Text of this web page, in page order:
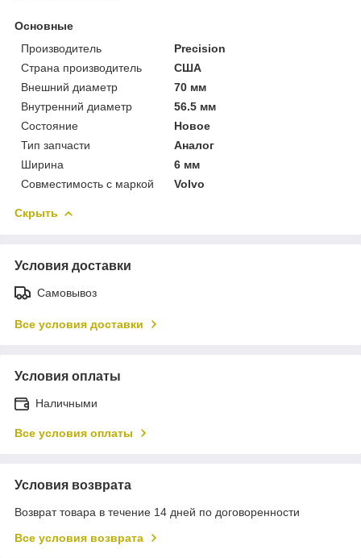
Основные
Производитель
Precision
Страна производитель
США
Внешний диаметр
70 мм
Внутренний диаметр
56.5 мм
Состояние
Новое
Тип запчасти
Аналог
Ширина
6 мм
Совместимость с маркой
Volvo
Скрыть
Условия доставки
Самовывоз
Все условия доставки
Условия оплаты
Наличными
Все условия оплаты
Условия возврата
Возврат товара в течение 14 дней по договоренности
Все условия возврата